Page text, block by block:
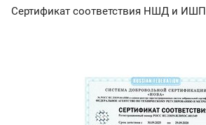
Сертификат соответствия НШД и ИШП